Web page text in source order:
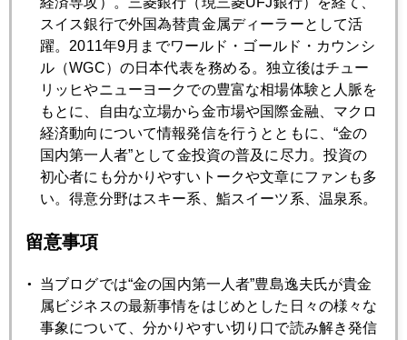
衝撃の告白
2007年10月23日
理性を取り戻しつつある市場
2007年10月22日
ヘッジファンド破綻の実態
2007年10月19日
2007年10月18日
スイス銀行で外国為替貴金属ディーラーとして活
躍。2011年9月までワールド・ゴールド・カウンシ
ル（WGC）の日本代表を務める。独立後はチュー
リッヒやニューヨークでの豊富な相場体験と人脈を
もとに、自由な立場から金市場や国際金融、マクロ
経済動向について情報発信を行うとともに、“金の
国内第一人者”として金投資の普及に尽力。投資の
初心者にも分かりやすいトークや文章にファンも多
い。得意分野はスキー系、鮨スイーツ系、温泉系。
留意事項
当ブログでは“金の国内第一人者”豊島逸夫氏が貴金
属ビジネスの最新事情をはじめとした日々の様々な
事象について、分かりやすい切り口で読み解き発信